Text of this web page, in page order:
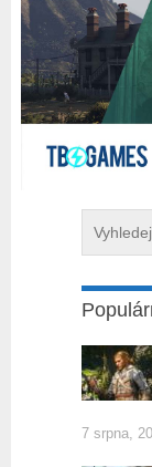
7 srpna,